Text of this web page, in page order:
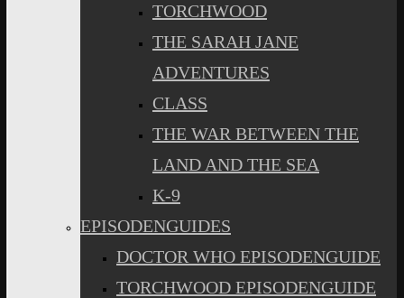
TORCHWOOD
THE SARAH JANE
ADVENTURES
CLASS
THE WAR BETWEEN THE
LAND AND THE SEA
K-9
EPISODENGUIDES
DOCTOR WHO EPISODENGUIDE
TORCHWOOD EPISODENGUIDE